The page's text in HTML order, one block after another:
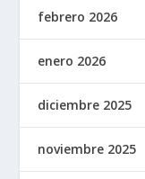
febrero 2026
enero 2026
diciembre 2025
noviembre 2025